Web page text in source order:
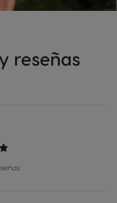
reseñas